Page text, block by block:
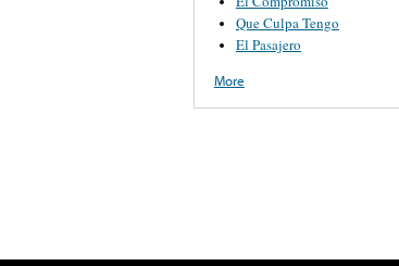
Que Culpa Tengo
El Pasajero
More